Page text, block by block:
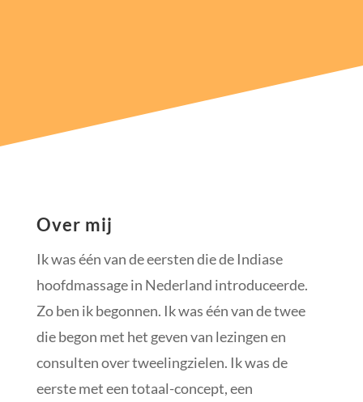
Over mij
Ik was één van de eersten die de Indiase
hoofdmassage in Nederland introduceerde.
Zo ben ik begonnen. Ik was één van de twee
die begon met het geven van lezingen en
consulten over tweelingzielen. Ik was de
eerste met een totaal-concept, een